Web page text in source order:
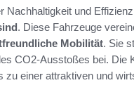
Nachhaltigkeit und
. Diese Fahrzeuge
Mobilität. Sie
CO2-Ausstoßes bei. Die
zu einer attraktiven und